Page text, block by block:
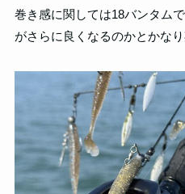
巻き感に関しては18バンタム
がさらに良くなるのかとかな